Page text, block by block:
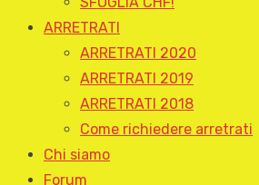
ARRETRATI
ARRETRATI 2020
ARRETRATI 2019
ARRETRATI 2018
Come richiedere arretrati
Chi siamo
Forum